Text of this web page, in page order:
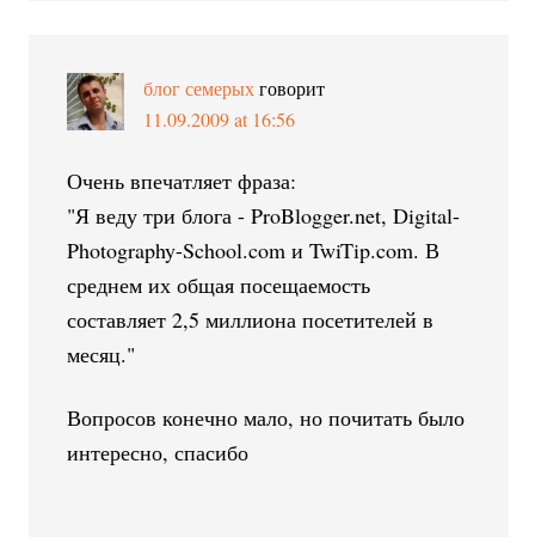
блог семерых говорит
11.09.2009 at 16:56
Очень впечатляет фраза:
"Я веду три блога - ProBlogger.net, Digital-
Photography-School.com и TwiTip.com. В
среднем их общая посещаемость
составляет 2,5 миллиона посетителей в
месяц."
Вопросов конечно мало, но почитать было
интересно, спасибо